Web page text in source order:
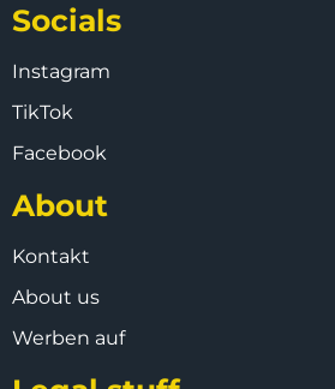
Socials
Instagram
TikTok
Facebook
About
Kontakt
About us
Werben auf